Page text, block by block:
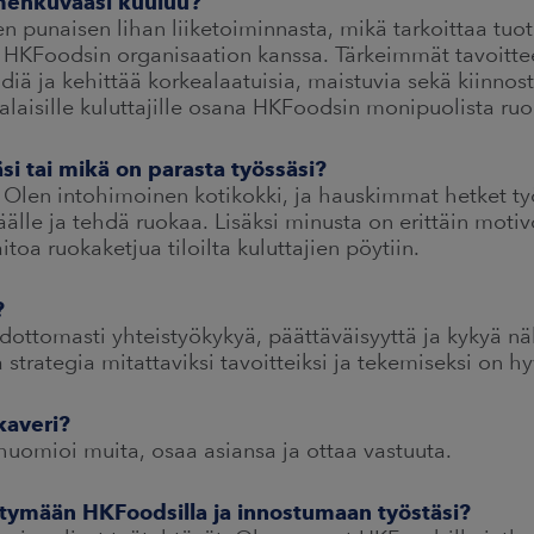
punaisen lihan liiketoiminnasta, mikä tarkoittaa
organisaation kanssa. Tärkeimmät
ja kehittää korkealaatuisia, maistuvia sekä
kuluttajille osana HKFoodsin monipuolista
tai mikä on parasta työssäsi?
intohimoinen kotikokki, ja hauskimmat hetket
ja tehdä ruokaa. Lisäksi minusta on erittäin
ruokaketjua tiloilta kuluttajien pöytiin.
yhteistyökykyä, päättäväisyyttä ja kykyä
strategia mitattaviksi tavoitteiksi ja tekemiseksi on
muita, osaa asiansa ja ottaa vastuuta.
HKFoodsilla ja innostumaan työstäsi?